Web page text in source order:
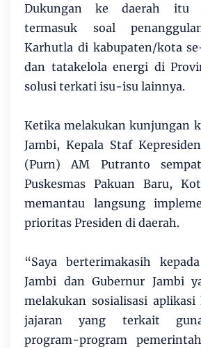
Dukungan ke daerah itu
termasuk soal
Karhutla di kabupaten/kota
dan tatakelola energi di
solusi terkati isu-isu lainnya.
Ketika melakukan kunjungan
Jambi, Kepala Staf
(Purn) AM Putranto
Puskesmas Pakuan Baru,
memantau langsung
prioritas Presiden di daerah.
“Saya berterimakasih
Jambi dan Gubernur Jambi
melakukan sosialisasi aplikasi
jajaran yang terkait
program-program